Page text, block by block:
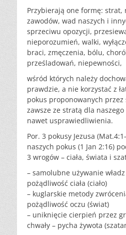
Przybierają one formę: strat,
zawodów, wad naszych i
sprzeciwu opozycji,
nieporozumień, walki,
braci, zmęczenia, bólu,
prześladowań, niepewności,
wśród których należy
prawdzie, a nie korzystać z
pokus proponowanych przez
zawsze ze stratą dla
nawet usprawiedliwienia.
Por. 3 pokusy Jezusa
naszych pokus (1 Jan 2:16)
3 wrogów – ciała, świata i
– samolubne używanie
pożądliwość ciała (ciało)
– kuglarskie metody
pożądliwość oczu (świat)
– uniknięcie cierpień przez
chwały – pycha żywota